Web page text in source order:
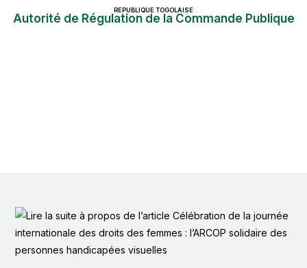
Autorité de Régulation de la Commande Publique
REPUBLIQUE TOGOLAISE